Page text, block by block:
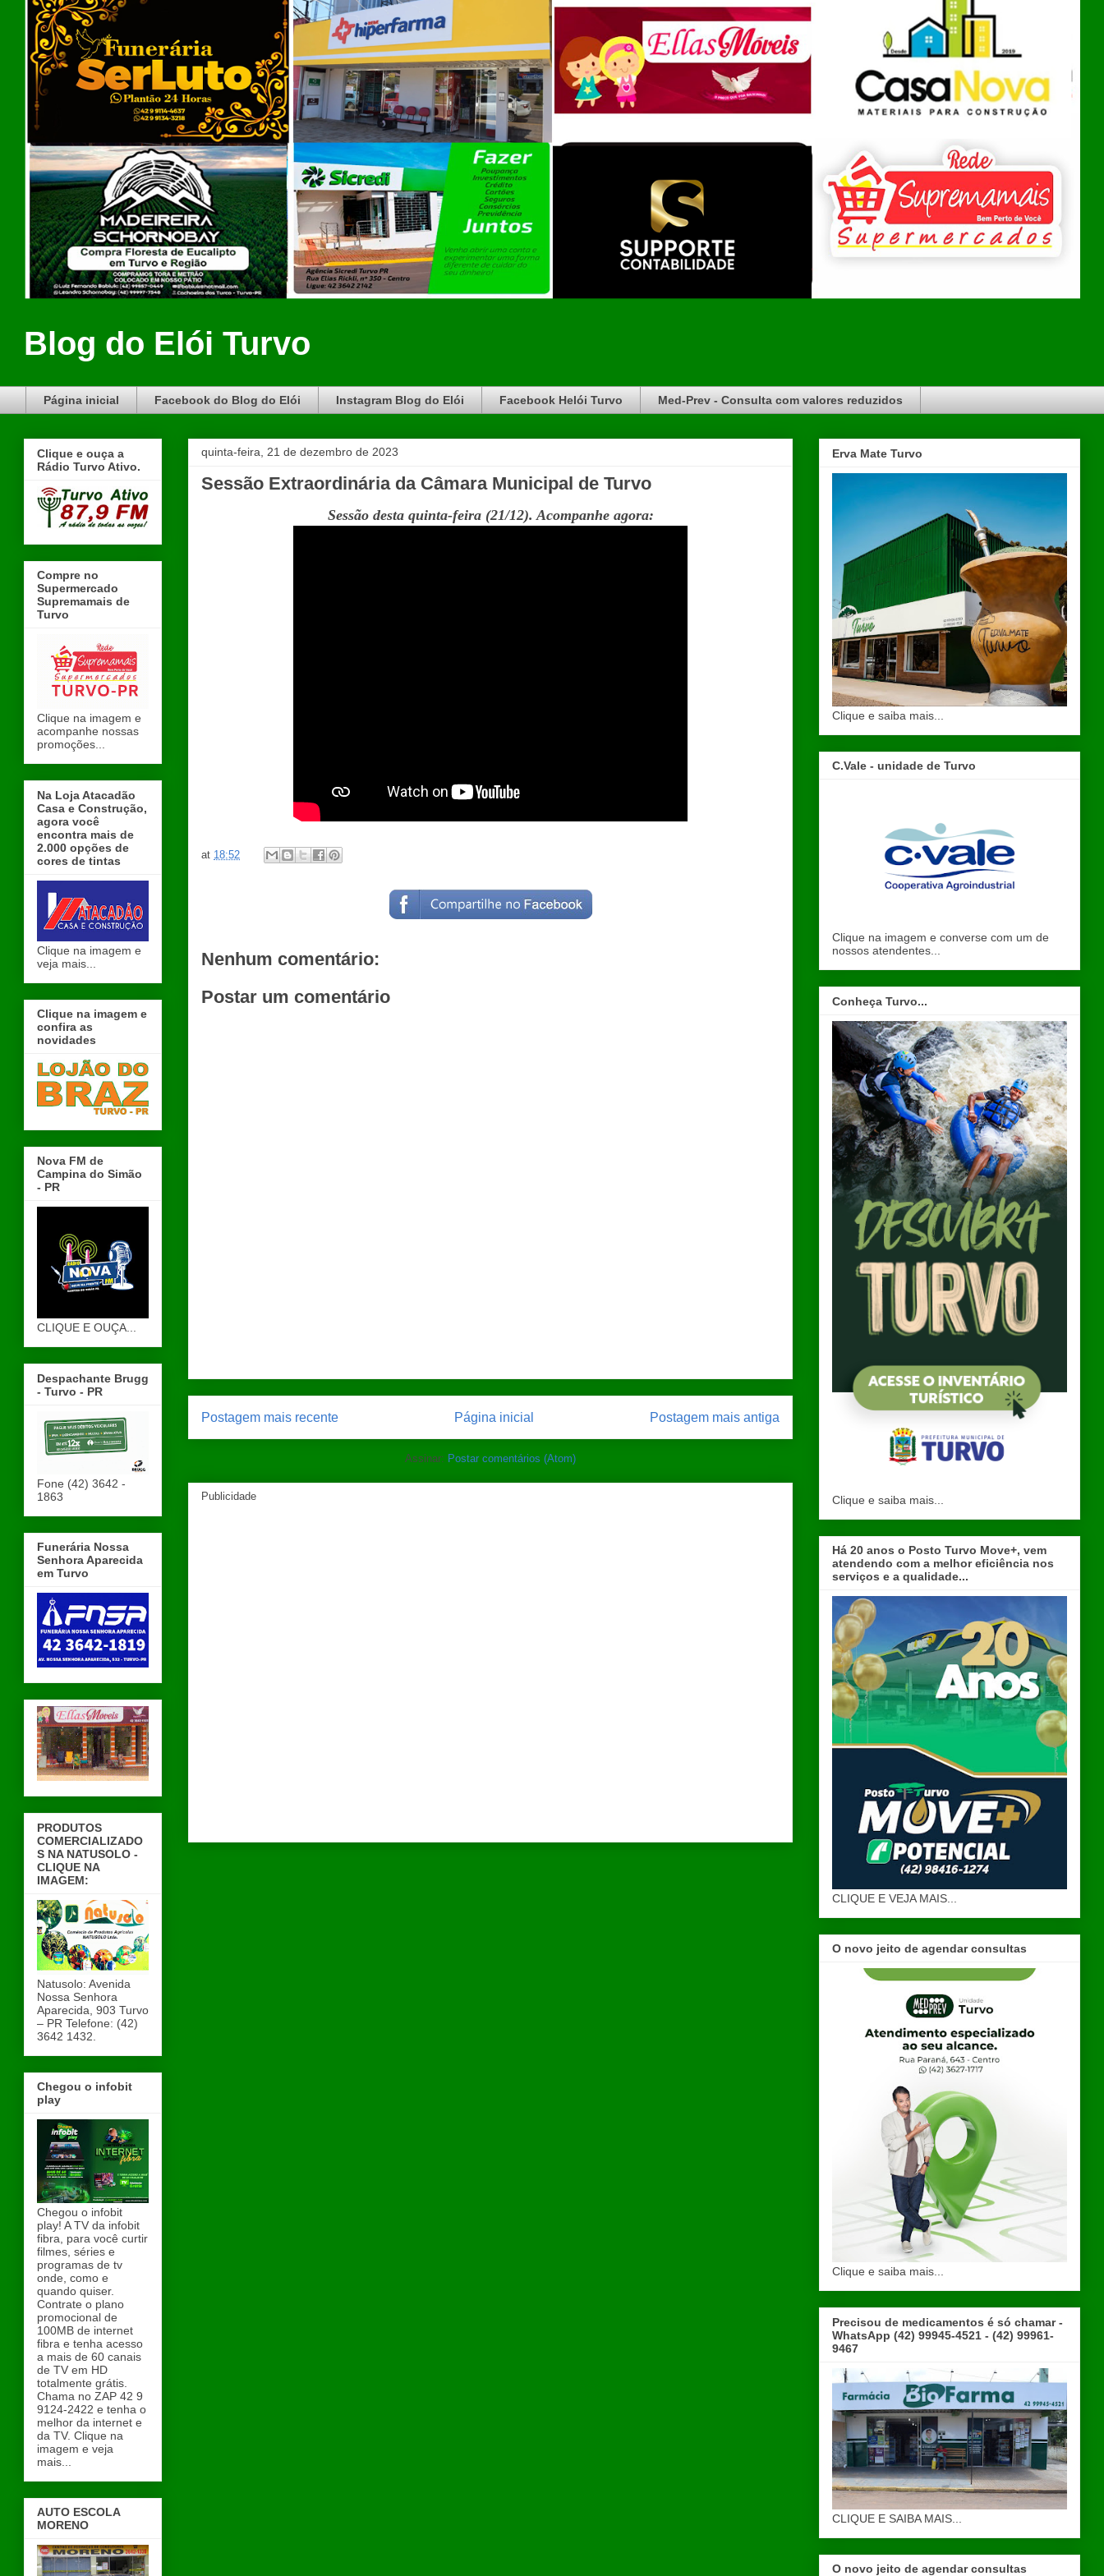
Blog do Elói Turvo
Página inicial Facebook do Blog do Elói Instagram Blog do Elói Facebook Helói Turvo Med-Prev - Consulta com valores reduzidos
quinta-feira, 21 de dezembro de 2023
Sessão Extraordinária da Câmara Municipal de Turvo
Sessão desta quinta-feira (21/12). Acompanhe agora:
at 18:52
Nenhum comentário:
Postar um comentário
Postagem mais recente Postagem mais antiga
Página inicial
Assinar: Postar comentários (Atom)
Publicidade
Clique e ouça a
Rádio Turvo Ativo.
Compre no
Supermercado
Supremamais de
Turvo
Clique na imagem e
acompanhe nossas
promoções...
Na Loja Atacadão
Casa e Construção,
agora você
encontra mais de
2.000 opções de
cores de tintas
Clique na imagem e
veja mais...
Clique na imagem e
confira as
novidades
Nova FM de
Campina do Simão
- PR
CLIQUE E OUÇA...
Despachante Brugg
- Turvo - PR
Fone (42) 3642 -
1863
Funerária Nossa
Senhora Aparecida
em Turvo
PRODUTOS
COMERCIALIZADO
S NA NATUSOLO -
CLIQUE NA
IMAGEM:
Natusolo: Avenida
Nossa Senhora
Aparecida, 903 Turvo
– PR Telefone: (42)
3642 1432.
Chegou o infobit
play
Chegou o infobit
play! A TV da infobit
fibra, para você curtir
filmes, séries e
programas de tv
onde, como e
quando quiser.
Contrate o plano
promocional de
100MB de internet
fibra e tenha acesso
a mais de 60 canais
de TV em HD
totalmente grátis.
Chama no ZAP 42 9
9124-2422 e tenha o
melhor da internet e
da TV. Clique na
imagem e veja
mais...
AUTO ESCOLA
MORENO
Erva Mate Turvo
Clique e saiba mais...
C.Vale - unidade de Turvo
Clique na imagem e converse com um de
nossos atendentes...
Conheça Turvo...
Clique e saiba mais...
Há 20 anos o Posto Turvo Move+, vem
atendendo com a melhor eficiência nos
serviços e a qualidade...
CLIQUE E VEJA MAIS...
O novo jeito de agendar consultas
Clique e saiba mais...
Precisou de medicamentos é só chamar -
WhatsApp (42) 99945-4521 - (42) 99961-
9467
CLIQUE E SAIBA MAIS...
O novo jeito de agendar consultas